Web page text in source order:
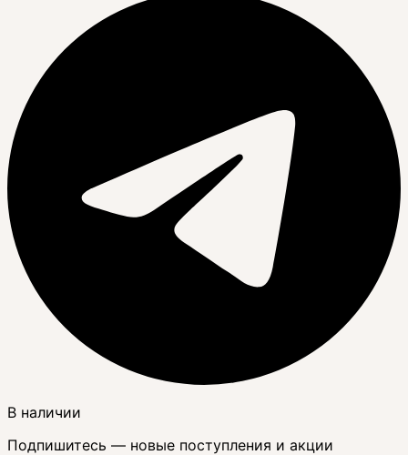
В наличии
Подпишитесь — новые поступления и акции